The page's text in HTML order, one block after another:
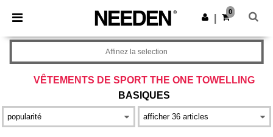
× Appli Needen
Meilleurs prix sur l’app !
Obtenir l'appli
0
VÊTEMENTS DE SPORT THE ONE TOWELLING
BASIQUES
Affinez la selection